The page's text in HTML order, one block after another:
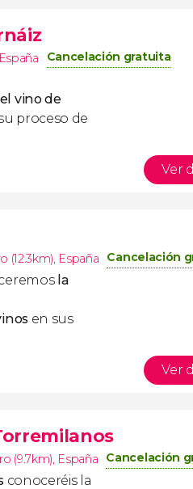
España Cancelación gratuita
vino de
proceso de
Ver
(12.3km), España Cancelación
la
en sus
Ver
(9.7km), España Cancelación
conoceréis la